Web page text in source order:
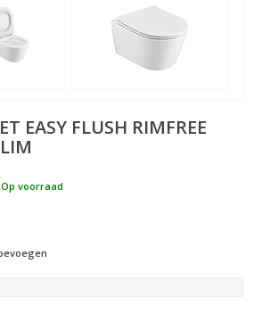
EASY FLUSH RIMFREE
Op voorraad